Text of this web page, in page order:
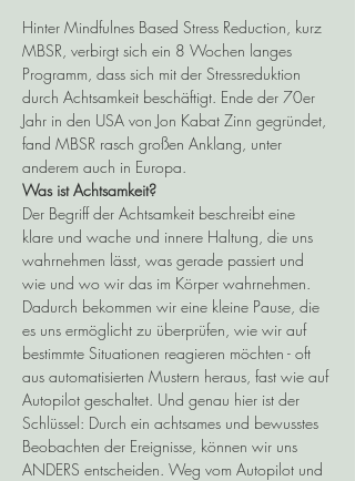
Hinter Mindfulnes Based Stress Reduction, kurz
MBSR, verbirgt sich ein 8 Wochen langes
Programm, dass sich mit der Stressreduktion
durch Achtsamkeit beschäftigt. Ende der 70er
Jahr in den USA von Jon Kabat Zinn gegründet,
fand MBSR rasch großen Anklang, unter
anderem auch in Europa.
Was ist Achtsamkeit?
Der Begriff der Achtsamkeit beschreibt eine
klare und wache und innere Haltung, die uns
wahrnehmen lässt, was gerade passiert und
wie und wo wir das im Körper wahrnehmen.
Dadurch bekommen wir eine kleine Pause, die
es uns ermöglicht zu überprüfen, wie wir auf
bestimmte Situationen reagieren möchten - oft
aus automatisierten Mustern heraus, fast wie auf
Autopilot geschaltet. Und genau hier ist der
Schlüssel: Durch ein achtsames und bewusstes
Beobachten der Ereignisse, können wir uns
ANDERS entscheiden. Weg vom Autopilot und